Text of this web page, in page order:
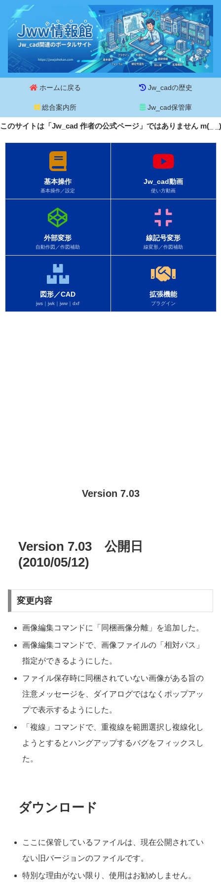
ホームに戻る Jw_cadの歴史
総合案内所 Jw_cad保管庫
このサイトは「Jw_cad 作者の公式ページ」ではありません
基本操作
基本操作／設定
Jw_cad動画
使い方動画
外部変形
自動作図／作図補助
線記号変形
線変形／作図補助
図形／CAD
jws｜jwk｜jww｜dxf
拡張機能
プラグイン
Version 7.03
Version 7.03 公開日
(2010/05/12)
変更内容
画像編集コマンドに「同梱画像分離」を追加した。
画像編集コマンドで、画像ファイルの「相対パス」
指定ができるようにした。
ファイル保存時に同梱されていない画像がある旨の
注意メッセージを、ダイアログではなくポップアッ
プで表示するようにした。
「複線」コマンドで、重複線を範囲選択し複線化し
ようとするとハングアップするバグをフィックスし
た。
ダウンロード
ここに保管しているファイルは、現在公開されてい
ない旧バージョンのファイルです。
特別な理由がない限り、使用はお勧めしません。